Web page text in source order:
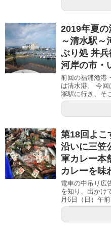
2019年夏
～清水駅～
ぶり処 丼
河岸の市・
前回の福浦漁港
は清水港。 今
塚駅に行き、そ
第18回よこ
沿いに三笠
軍カレー本
カレーを味
電車の中吊り広
を知り、出かけ
月6日（日）午